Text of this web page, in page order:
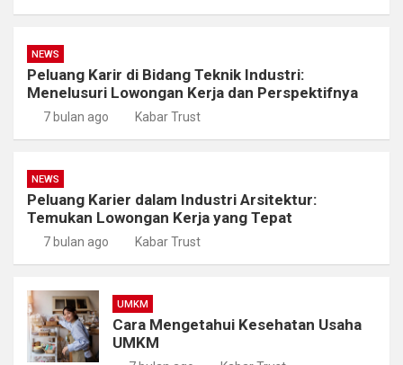
NEWS
Peluang Karir di Bidang Teknik Industri:
Menelusuri Lowongan Kerja dan Perspektifnya
7 bulan ago Kabar Trust
NEWS
Peluang Karier dalam Industri Arsitektur:
Temukan Lowongan Kerja yang Tepat
7 bulan ago Kabar Trust
UMKM
Cara Mengetahui Kesehatan Usaha
UMKM